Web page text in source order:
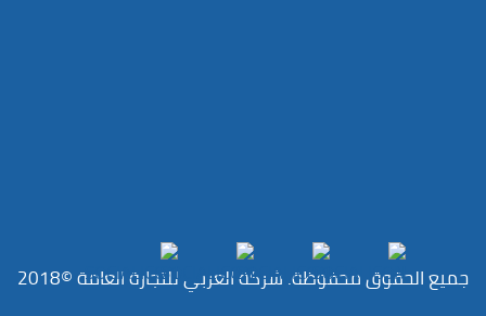
جميع الحقوق محفوظة. شركة العربي للتجارة العامة ©2018